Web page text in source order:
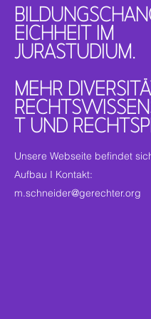
EICHHEIT IM
JURASTUDIUM.
MEHR
T UND
Unsere Webseite befindet
Aufbau I Kontakt:
m.schneider@gerechter.org